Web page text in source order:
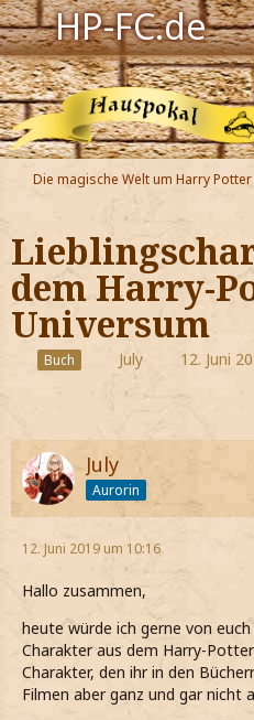
HP-FC.de
Navigation
Harry Potter
Der HP-FC
Hogwarts
Zauberwelt
Willkommen
Jetzt Fanclub-
Die magische Welt um Harry Potter
dem Harry-
Universum
Buch July 12. Juni
July
Aurorin
12. Juni 2019 um 10:16
Hallo zusammen,
heute würde ich gerne von
Charakter aus dem Harry-
Charakter, den ihr in den
Filmen aber ganz und gar nicht